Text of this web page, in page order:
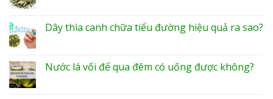
Dây thìa canh chữa tiểu đường hiệu quả ra sao?
Nước lá vối để qua đêm có uống được không?